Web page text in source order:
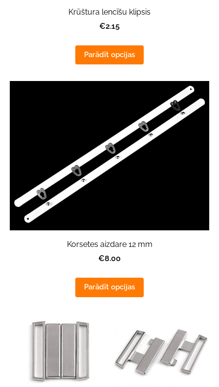
Krūštura lencīšu klipsis
€2.15
Parādīt opcijas
Korsetes aizdare 12 mm
€8.00
Parādīt opcijas